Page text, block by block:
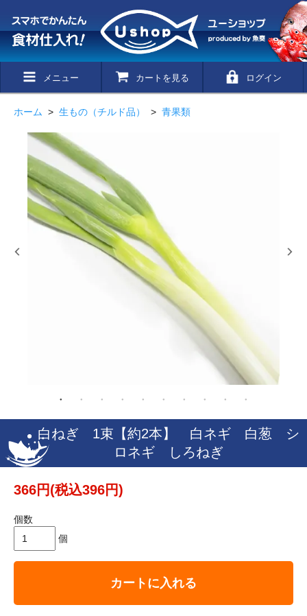
メニュー カートを見る ログイン
ホーム > 生もの（チルド品） > 青果類
白ねぎ 1束【約2本】 白ネギ 白葱 シ
ロネギ しろねぎ
366円(税込396円)
個数
個
カートに入れる